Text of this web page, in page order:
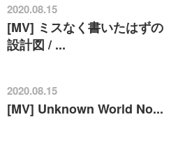
2020.08.15
[MV] ミスなく書いたはずの
設計図 / ...
2020.08.15
[MV] Unknown World No...